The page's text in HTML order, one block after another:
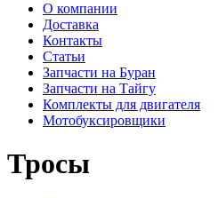
О компании
Доставка
Контакты
Статьи
Запчасти на Буран
Запчасти на Тайгу
Комплекты для двигателя
Мотобуксировщики
Тросы